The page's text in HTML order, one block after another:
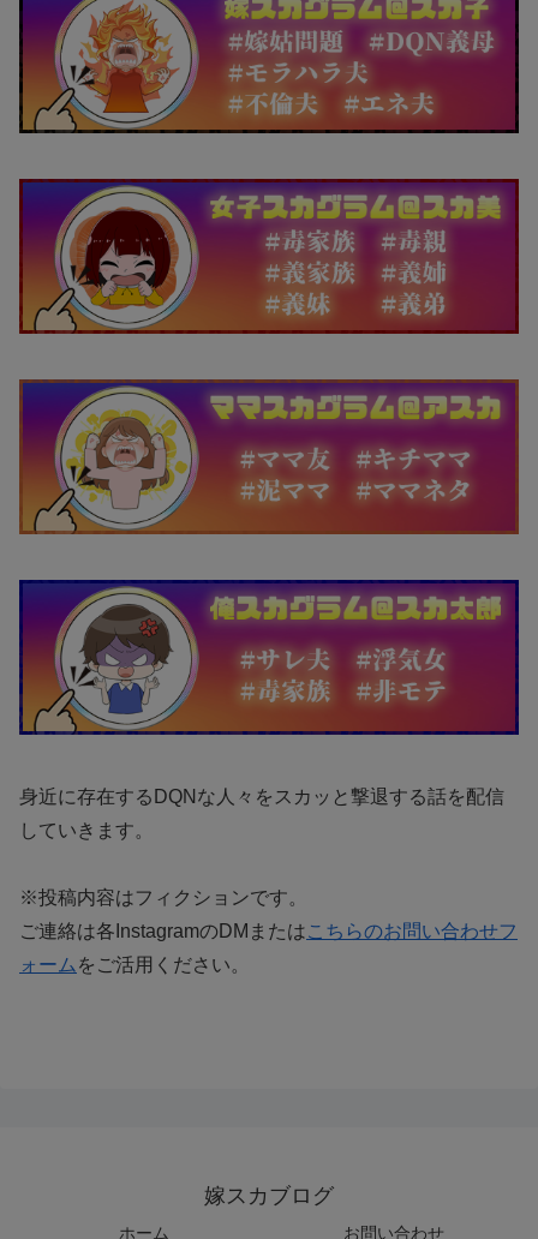
身近に存在するDQNな人々をスカッと撃退する話を配信
していきます。
※投稿内容はフィクションです。
ご連絡は各InstagramのDMまたはこちらのお問い合わせフ
ォーム をご活用ください。
嫁スカブログ
ホーム お問い合わせ